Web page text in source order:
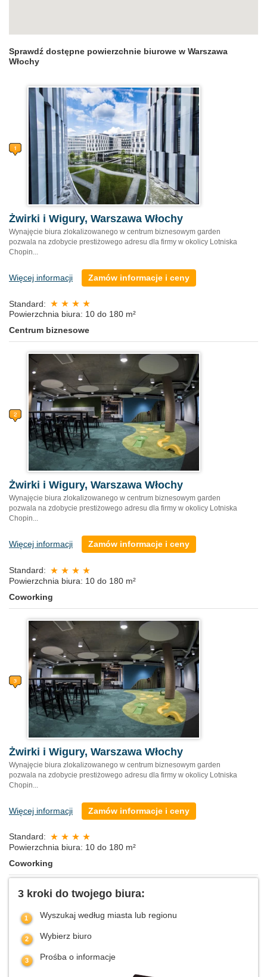
Sprawdź dostępne powierzchnie biurowe w Warszawa
Włochy
Żwirki i Wigury, Warszawa Włochy
Wynajęcie biura zlokalizowanego w centrum biznesowym garden
pozwala na zdobycie prestiżowego adresu dla firmy w okolicy Lotniska
Chopin...
Więcej informacji Zamów informacje i ceny
Standard:
Powierzchnia biura: 10 do 180 m²
Centrum biznesowe
Żwirki i Wigury, Warszawa Włochy
Wynajęcie biura zlokalizowanego w centrum biznesowym garden
pozwala na zdobycie prestiżowego adresu dla firmy w okolicy Lotniska
Chopin...
Więcej informacji Zamów informacje i ceny
Standard:
Powierzchnia biura: 10 do 180 m²
Coworking
Żwirki i Wigury, Warszawa Włochy
Wynajęcie biura zlokalizowanego w centrum biznesowym garden
pozwala na zdobycie prestiżowego adresu dla firmy w okolicy Lotniska
Chopin...
Więcej informacji Zamów informacje i ceny
Standard:
Powierzchnia biura: 10 do 180 m²
Coworking
3 kroki do twojego biura:
Wyszukaj według miasta lub regionu
Wybierz biuro
Prośba o informacje